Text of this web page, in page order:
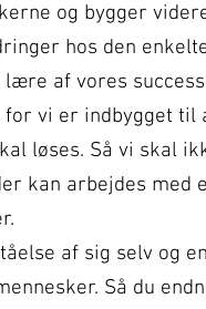
og bygger
hos den
af vores
vi er indbygget
løses. Så vi skal
kan arbejdes med
.
af sig selv og
Så du